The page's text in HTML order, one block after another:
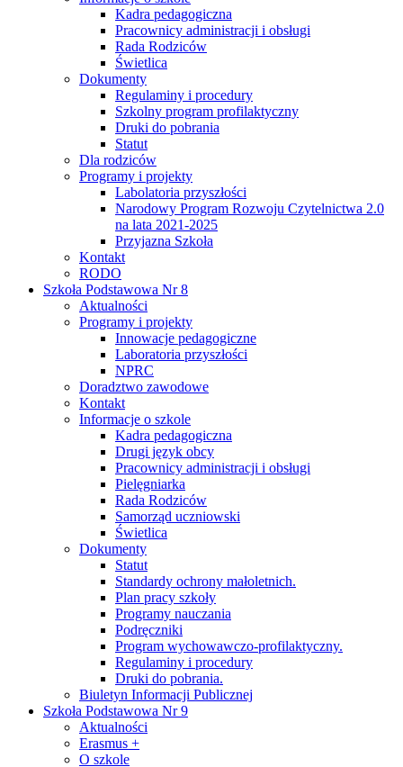
Kadra pedagogiczna
Pracownicy administracji i obsługi
Rada Rodziców
Świetlica
Dokumenty
Regulaminy i procedury
Szkolny program profilaktyczny
Druki do pobrania
Statut
Dla rodziców
Programy i projekty
Labolatoria przyszłości
Narodowy Program Rozwoju Czytelnictwa 2.0
na lata 2021-2025
Przyjazna Szkoła
Kontakt
RODO
Szkoła Podstawowa Nr 8
Aktualności
Programy i projekty
Innowacje pedagogiczne
Laboratoria przyszłości
NPRC
Doradztwo zawodowe
Kontakt
Informacje o szkole
Kadra pedagogiczna
Drugi język obcy
Pracownicy administracji i obsługi
Pielęgniarka
Rada Rodziców
Samorząd uczniowski
Świetlica
Dokumenty
Statut
Standardy ochrony małoletnich.
Plan pracy szkoły
Programy nauczania
Podręczniki
Program wychowawczo-profilaktyczny.
Regulaminy i procedury
Druki do pobrania.
Biuletyn Informacji Publicznej
Szkoła Podstawowa Nr 9
Aktualności
Erasmus +
O szkole